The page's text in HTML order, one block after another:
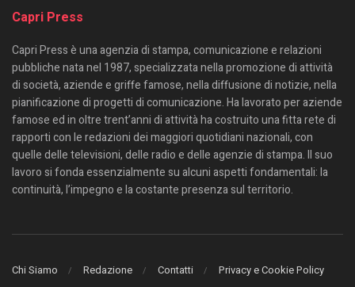
Capri Press
Capri Press è una agenzia di stampa, comunicazione e relazioni
pubbliche nata nel 1987, specializzata nella promozione di attività
di società, aziende e griffe famose, nella diffusione di notizie, nella
pianificazione di progetti di comunicazione. Ha lavorato per aziende
famose ed in oltre trent’anni di attività ha costruito una fitta rete di
rapporti con le redazioni dei maggiori quotidiani nazionali, con
quelle delle televisioni, delle radio e delle agenzie di stampa. Il suo
lavoro si fonda essenzialmente su alcuni aspetti fondamentali: la
continuità, l’impegno e la costante presenza sul territorio.
Chi Siamo Redazione Contatti Privacy e Cookie Policy